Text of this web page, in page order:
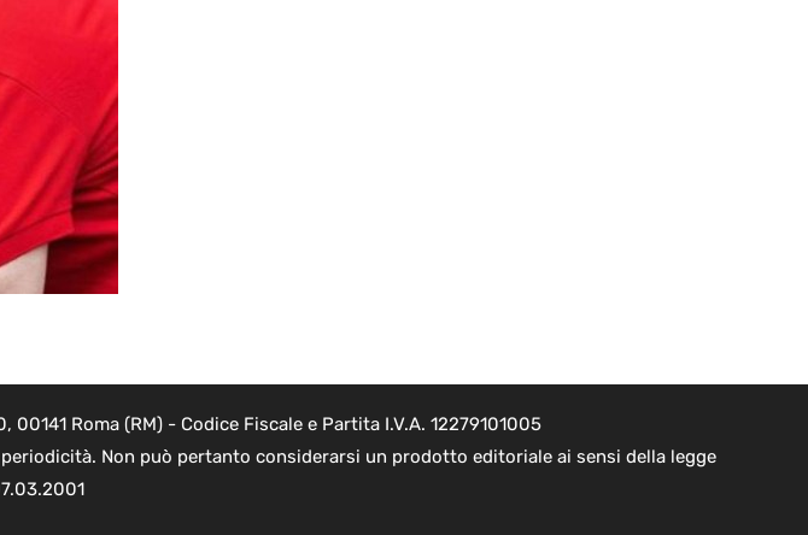
Roma (RM) - Codice Fiscale e Partita I.V.A. 12279101005
Non può pertanto considerarsi un prodotto editoriale ai sensi della legge